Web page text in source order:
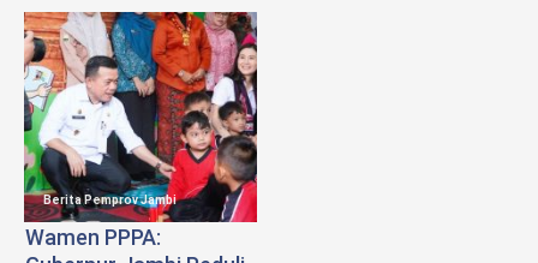
Berita Pemprov Jambi
Wamen PPPA: